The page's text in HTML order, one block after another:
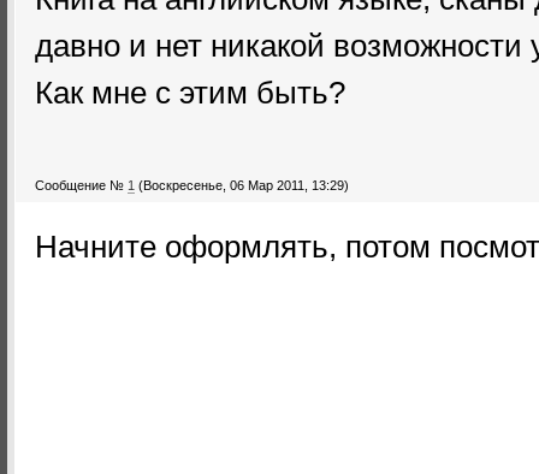
давно и нет никакой возможности
Как мне с этим быть?
Сообщение № 1 (Воскресенье, 06 Мар 2011, 13:29)
Начните оформлять, потом